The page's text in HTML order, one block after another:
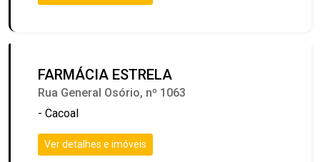
FARMÁCIA ESTRELA
Rua General Osório, nº 1063
- Cacoal
Ver detalhes e imóveis